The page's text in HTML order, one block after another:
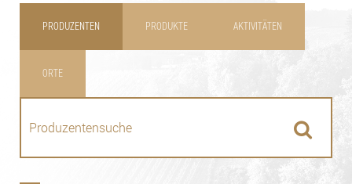
PRODUZENTEN PRODUKTE AKTIVITÄTEN
ORTE